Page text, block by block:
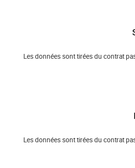
Les données sont tirées du contrat
Les données sont tirées du contrat